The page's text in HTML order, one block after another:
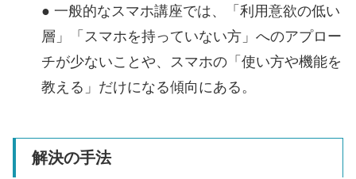
● 一般的なスマホ講座では、「利用意欲の低い
層」「スマホを持っていない方」へのアプロー
チが少ないことや、スマホの「使い方や機能を
教える」だけになる傾向にある。
解決の手法